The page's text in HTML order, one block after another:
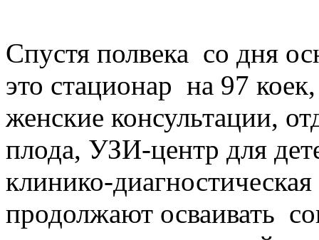
Спустя полвека со дня
это стационар на 97
женские консультации,
плода, УЗИ-центр для
клинико-
продолжают осваивать